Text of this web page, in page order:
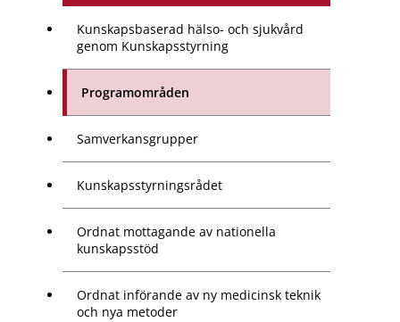
Kunskapsbaserad hälso- och sjukvård
genom Kunskapsstyrning
Programområden
Samverkansgrupper
Kunskapsstyrningsrådet
Ordnat mottagande av nationella
kunskapsstöd
Ordnat införande av ny medicinsk teknik
och nya metoder